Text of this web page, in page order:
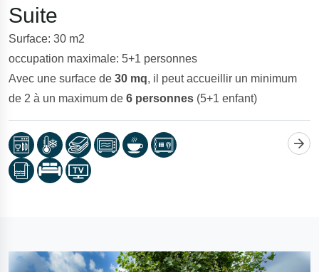
Suite
Surface: 30 m2
occupation maximale: 5+1 personnes
Avec une surface de 30 mq, il peut accueillir un minimum
de 2 à un maximum de 6 personnes (5+1 enfant)